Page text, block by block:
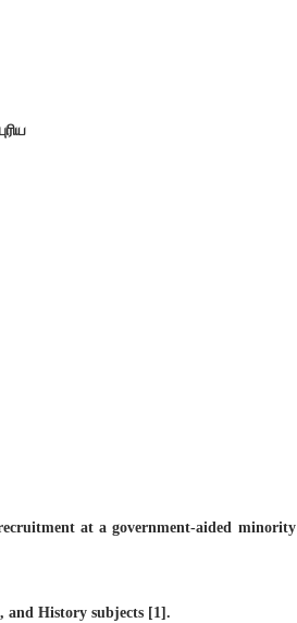
at a government-aided minority
and History subjects [1].